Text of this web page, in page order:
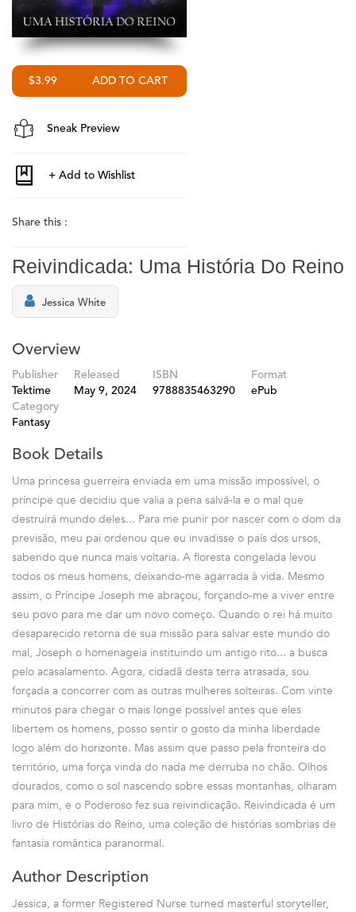
$3.99
Sneak Preview
Share this :
Reivindicada: Uma História Do Reino
Jessica White
Overview
Publisher
Tektime
Released
May 9, 2024
ISBN
9788835463290
Format
ePub
Category
Fantasy
Book Details
Uma princesa guerreira enviada em uma missão impossível, o
príncipe que decidiu que valia a pena salvá-la e o mal que
destruirá mundo deles... Para me punir por nascer com o dom da
previsão, meu pai ordenou que eu invadisse o país dos ursos,
sabendo que nunca mais voltaria. A floresta congelada levou
todos os meus homens, deixando-me agarrada à vida. Mesmo
assim, o Príncipe Joseph me abraçou, forçando-me a viver entre
seu povo para me dar um novo começo. Quando o rei há muito
desaparecido retorna de sua missão para salvar este mundo do
mal, Joseph o homenageia instituindo um antigo rito... a busca
pelo acasalamento. Agora, cidadã desta terra atrasada, sou
forçada a concorrer com as outras mulheres solteiras. Com vinte
minutos para chegar o mais longe possível antes que eles
libertem os homens, posso sentir o gosto da minha liberdade
logo além do horizonte. Mas assim que passo pela fronteira do
território, uma força vinda do nada me derruba no chão. Olhos
dourados, como o sol nascendo sobre essas montanhas, olharam
para mim, e o Poderoso fez sua reivindicação. Reivindicada é um
livro de Histórias do Reino, uma coleção de histórias sombrias de
fantasia romântica paranormal.
Author Description
Jessica, a former Registered Nurse turned masterful storyteller,